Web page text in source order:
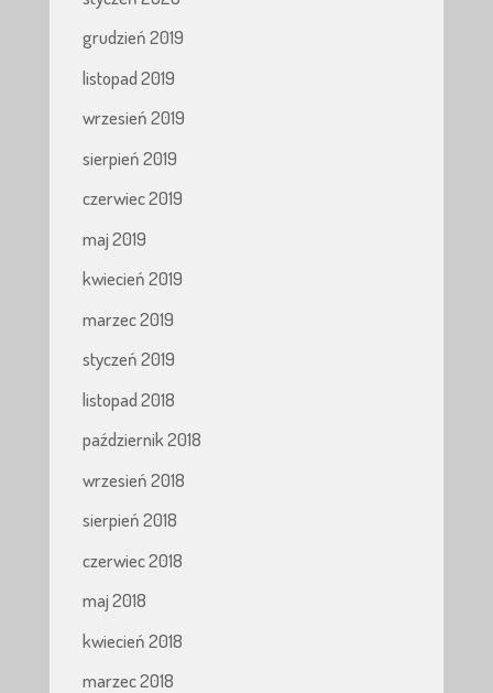
grudzień 2019
listopad 2019
wrzesień 2019
sierpień 2019
czerwiec 2019
maj 2019
kwiecień 2019
marzec 2019
styczeń 2019
listopad 2018
październik 2018
wrzesień 2018
sierpień 2018
czerwiec 2018
maj 2018
kwiecień 2018
marzec 2018